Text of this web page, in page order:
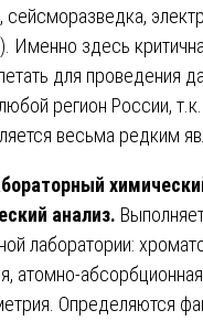
сейсморазведка,
Именно здесь
для проведения
регион России, т.к.
весьма редким
анализ.
лаборатории:
атомно-абсорбционная
Определяются